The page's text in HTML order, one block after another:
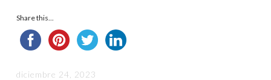
Share this...
diciembre 24, 2023